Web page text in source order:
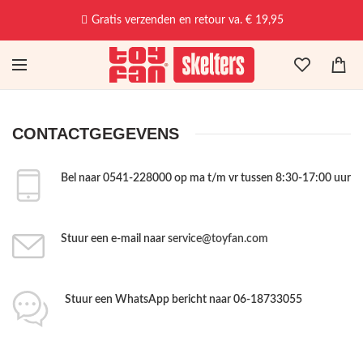
Gratis verzenden en retour va. € 19,95
CONTACTGEGEVENS
Bel naar 0541-228000 op ma t/m vr tussen 8:30-17:00 uur
Stuur een e-mail naar service@toyfan.com
Stuur een WhatsApp bericht naar 06-18733055